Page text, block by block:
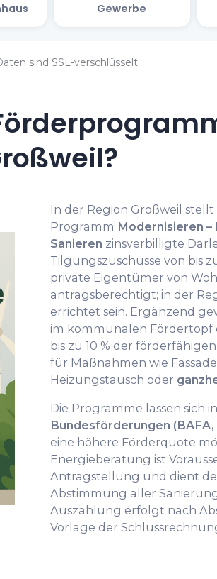
sind SSL-verschlüsselt
In der Region Großweil
Programm Modernisieren
Sanieren zinsverbilligte
Tilgungszuschüsse von bis
private Eigentümer von
antragsberechtigt; in der
errichtet sein. Ergänzend
im kommunalen Fördertopf
bis zu 10 % der
für Maßnahmen wie
Heizungstausch oder
Die Programme lassen sich
Bundesförderungen
eine höhere Förderquote
Energieberatung ist
Antragstellung und dient
Abstimmung aller
Auszahlung erfolgt nach
Vorlage der